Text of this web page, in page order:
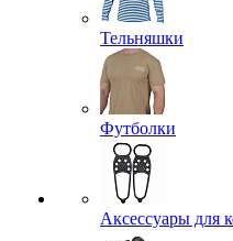
Тельняшки
Футболки
Аксессуары для